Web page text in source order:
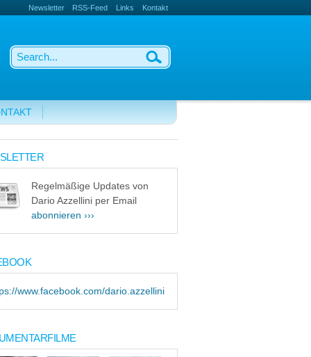
Newsletter RSS-Feed Links Kontakt
Regelmäßige Updates von
Dario Azzellini per Email
abonnieren ›››
www.facebook.com/dario.azzellini